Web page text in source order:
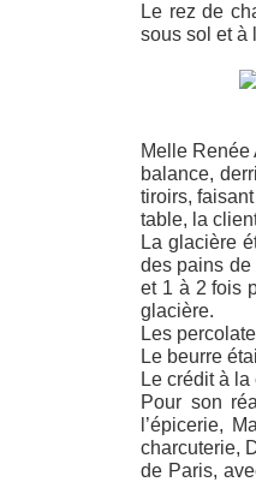
Le rez de
sous sol et à
Melle Renée
balance,
tiroirs,
table, la
La glacière
des pains de
et 1 à 2 fois
glacière.
Les
Le beurre
Le crédit à
Pour son
l’épicerie,
charcuterie,
de Paris,